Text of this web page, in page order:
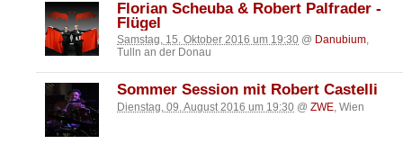
Florian Scheuba & Robert Palfrader -
Flügel
Samstag, 15. Oktober 2016 um 19:30 @ Danubium,
Tulln an der Donau
Sommer Session mit Robert Castelli
Dienstag, 09. August 2016 um 19:30 @ ZWE, Wien